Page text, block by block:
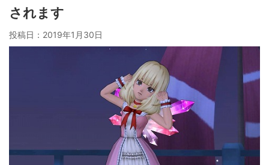
されます
投稿日： 2019年1月30日